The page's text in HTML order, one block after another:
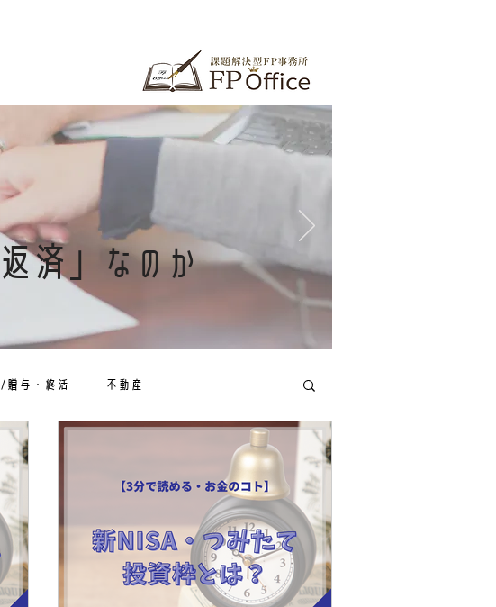
済」 なのか
贈与・終活 不動産